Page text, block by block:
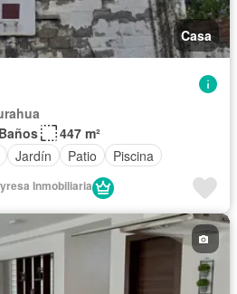
Casa
447 m²
Jardín Patio Piscina
Inmobiliaria